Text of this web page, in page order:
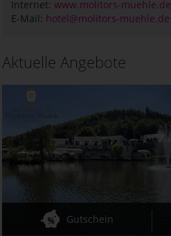
Internet: www.molitors-muehle.de
E-Mail: hotel@molitors-muehle.de
Aktuelle Angebote
Gutschein